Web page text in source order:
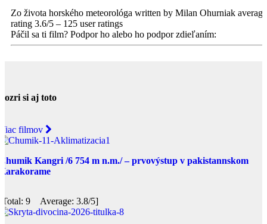
Zo života horského meteorológa written by Milan Ohurniak average
rating 3.6/5 – 125 user ratings
Páčil sa ti film? Podpor ho alebo ho podpor zdieľaním:
si aj toto
filmov
Kangri /6 754 m n.m./ – prvovýstup v pakistannskom
9 Average: 3.8/5]